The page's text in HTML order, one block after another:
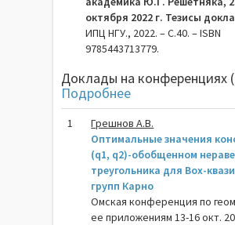
октября 2022 г. Тезисы
ИПЦ НГУ., 2022. – C.40. – ISBN
9785443713779.
Доклады на конференциях
Подробнее
1
Грешнов А.В.
Оптимальные значения
(q1, q2)-обобщенном
треугольника для Box-
групп Карно
Омская конференция по
ее приложениям 13-16 окт.